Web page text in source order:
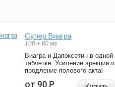
Супер Виагра
100 + 60 мг
Виагра и Дапоксетин в одной
таблетке. Усиление эрекции и
продление полового акта!
от 90Р